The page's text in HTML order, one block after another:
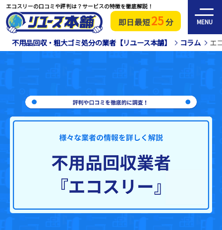
即日最短25分 MENU
エコスリーの口コミや評判は？サービスの特徴を徹底解説！
不用品回収・粗大ゴミ処分の業者【リユース本舗】 コラム エ